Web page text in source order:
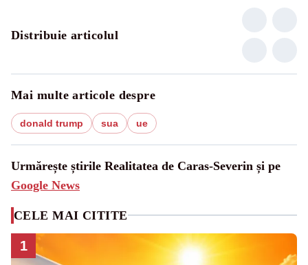
Distribuie articolul
Mai multe articole despre
donald trump sua ue
Urmărește știrile Realitatea de Caras-Severin și pe
Google News
CELE MAI CITITE
1